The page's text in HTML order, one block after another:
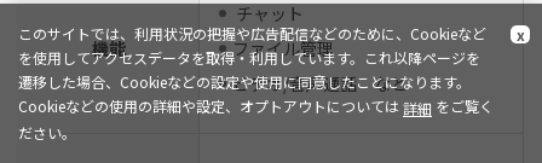
機能
チャット
ファイル管理
ビデオ/音声通話 など
このサイトでは、利用状況の把握や広告配信などのために、Cookieなど
を使用してアクセスデータを取得・利用しています。これ以降ページを
遷移した場合、Cookieなどの設定や使用に同意したことになります。
Cookieなどの使用の詳細や設定、オプトアウトについては 詳細
x
をご覧く
ださい。